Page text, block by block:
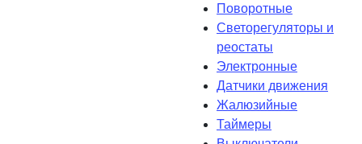
Поворотные
Светорегуляторы и
реостаты
Электронные
Датчики движения
Жалюзийные
Таймеры